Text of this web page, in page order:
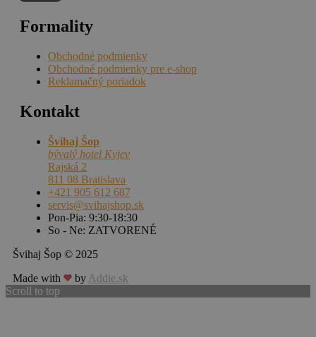
Formality
Obchodné podmienky
Obchodné podmienky pre e-shop
Reklamačný poriadok
Kontakt
Švihaj Šop
bývalý hotel Kyjev
Rajská 2
811 08 Bratislava
+421 905 612 687
servis@svihajshop.sk
Pon-Pia: 9:30-18:30
So - Ne: ZATVORENÉ
Švihaj Šop © 2025
Made with
by Addie.sk
Scroll to top